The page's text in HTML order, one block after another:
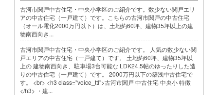
古河市関戸中古住宅・中央小学区のご紹介です。数少ない関戸エリ
アの中古住宅（一戸建て）です。こちらの古河市関戸の中古住宅
（オール電化2000万円以下）は、土地約60坪、建物35坪以上の建
物南西向き...
古河市関戸中古住宅・中央小学区のご紹介です。 人気の数少ない関
戸エリアの中古住宅（一戸建て）です。 土地約60坪、建物35坪以
上の 建物南西向き、駐車場3台可能な LDK24.5帖のゆったりした造
りの中古住宅（一戸建て）です。 2000万円以下の築浅中古住宅で
す。 <br> <h3 class="voice_ttl">古河市関戸 中古住宅 中央小 特徴
</h3> ・建...